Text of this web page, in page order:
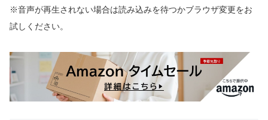
※音声が再生されない場合は読み込みを待つかブラウザ変更をお
試しください。